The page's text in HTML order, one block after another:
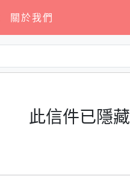
關於我們
此信件已隱藏